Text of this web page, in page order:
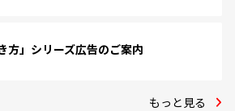
方」シリーズ広告のご案内
もっと見る